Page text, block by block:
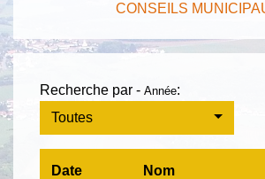
CONSEILS
Recherche par - Année:
Toutes
Date Nom